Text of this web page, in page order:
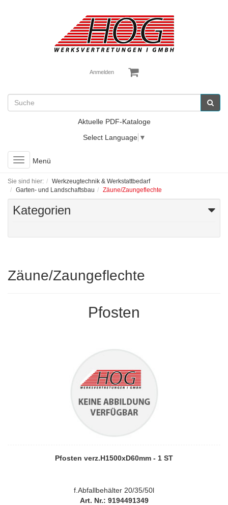
Anmelden
Aktuelle PDF-Kataloge
Select Language ▼
Toggle
navigation
Menü
Sie sind hier:
Werkzeugtechnik & Werkstattbedarf
Garten- und Landschaftsbau
Zäune/Zaungeflechte
Kategorien
Zäune/Zaungeflechte
Pfosten
Pfosten verz.H1500xD60mm - 1 ST
f.Abfallbehälter 20/35/50l
Art. Nr.: 9194491349